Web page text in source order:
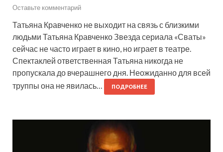
Оставьте комментарий
Татьяна Кравченко не выходит на связь с близкими
людьми Татьяна Кравченко Звезда сериала «Сваты»
сейчас не часто играет в кино, но играет в театре.
Спектаклей ответственная Татьяна никогда не
пропускала до вчерашнего дня. Неожиданно для всей
труппы она не явилась…
ПОДРОБНЕЕ